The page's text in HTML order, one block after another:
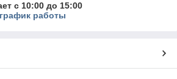
с 10:00 до 15:00
работы